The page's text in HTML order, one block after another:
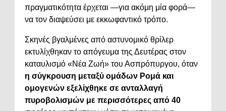
πραγματικότητα έρχεται —για ακόμη μία φορά—
να τον διαψεύσει με εκκωφαντικό τρόπο.
Σκηνές βγαλμένες από αστυνομικό θρίλερ
εκτυλίχθηκαν το απόγευμα της Δευτέρας στον
καταυλισμό «Νέα Ζωή» του Ασπρόπυργου, όταν
η σύγκρουση μεταξύ ομάδων Ρομά και
ομογενών εξελίχθηκε σε ανταλλαγή
πυροβολισμών με περισσότερες από 40